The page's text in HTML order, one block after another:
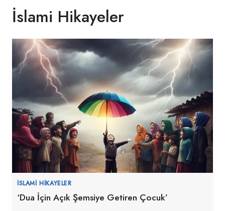
İslami Hikayeler
İSLAMI HIKAYELER
‘Dua İçin Açık Şemsiye Getiren Çocuk’